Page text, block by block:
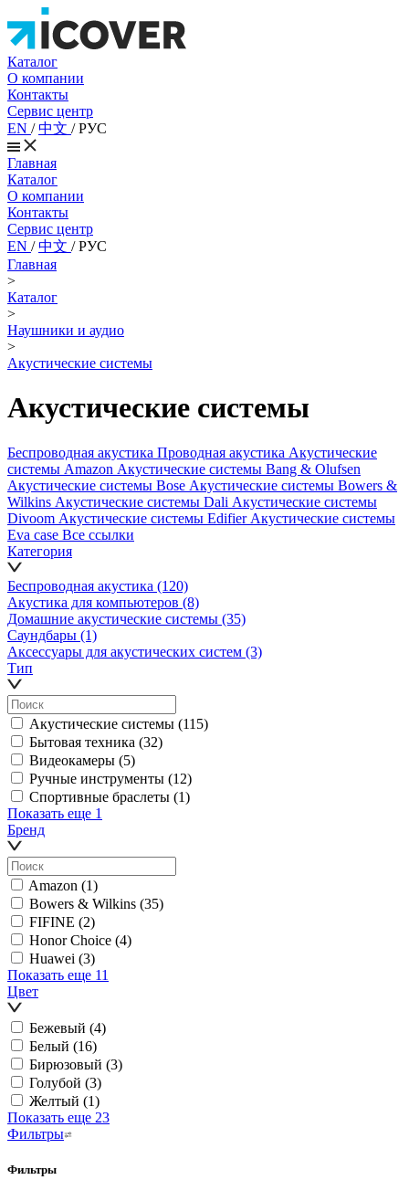
Каталог
О компании
Контакты
Сервис центр
EN /中文 /РУС
Главная
Каталог
О компании
Контакты
Сервис центр
EN /中文 /РУС
Главная
>
Каталог
>
Наушники и аудио
>
Акустические системы
Акустические системы
Беспроводная акустика Проводная акустика Акустические
системы Amazon Акустические системы Bang & Olufsen
Акустические системы Bose Акустические системы Bowers &
Wilkins Акустические системы Dali Акустические системы
Divoom Акустические системы Edifier Акустические системы
Eva case Все ссылки
Категория
Беспроводная акустика (120)
Акустика для компьютеров (8)
Домашние акустические системы (35)
Саундбары (1)
Аксессуары для акустических систем (3)
Тип
Акустические системы (115)
Бытовая техника (32)
Видеокамеры (5)
Ручные инструменты (12)
Спортивные браслеты (1)
Показать еще 1
Бренд
Amazon (1)
Bowers & Wilkins (35)
FIFINE (2)
Honor Choice (4)
Huawei (3)
Показать еще 11
Цвет
Бежевый (4)
Белый (16)
Бирюзовый (3)
Голубой (3)
Желтый (1)
Показать еще 23
Фильтры
Фильтры